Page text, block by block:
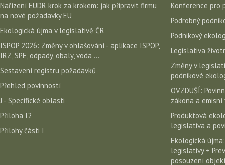
Nařízení EUDR krok za krokem: jak připravit firmu
na nové požadavky EU
Ekologická újma v legislativě ČR
ISPOP 2026: Změny v ohlašování - aplikace ISPOP,
IRZ, SPE, odpady, obaly, voda ...
Sestavení registru požadavků
Přehled povinností
J - Specifické oblasti
Příloha I2
Přílohy části I
Konference pro
Podrobný
Podnikový
Legislativa
Změny v
podnikové
OVZDUŠÍ:
zákona a emisní
Produktová
legislativa a
Ekologická
legislativy +
posouzení